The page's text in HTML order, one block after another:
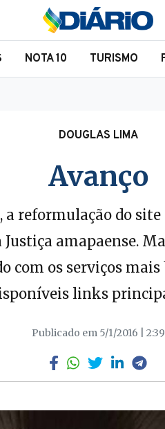
NOTA 10 TURISMO
DOUGLAS LIMA
Avanço
reformulação do
amapaense.
com os serviços
links
Publicado em 5/1/2016 | 2:39